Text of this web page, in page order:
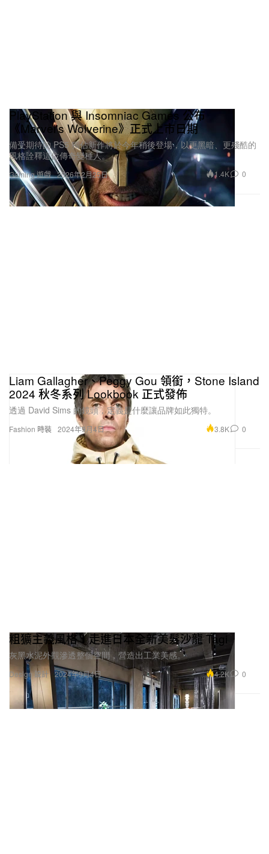
Gaming 遊戲
PlayStation 與 Insomniac Games 公布
《Marvel's Wolverine》正式上市日期
備受期待的 PS5 獨佔新作將於今年稍後登場，以更黑暗、更殘酷的
風格詮釋這位傳奇變種人。
2026年2月25日 1.4K 0
Fashion 時裝
Liam Gallagher、Peggy Gou 領銜，Stone Island
2024 秋冬系列 Lookbook 正式發佈
透過 David Sims 的鏡頭，定義是什麼讓品牌如此獨特。
2024年9月4日 3.8K 0
Design 設計
粗獷主義風格！走進日本全新美髮沙龍 Tagi
灰黑水泥外觀滲透整個空間，營造出工業美感。
2024年9月4日 4.2K 0